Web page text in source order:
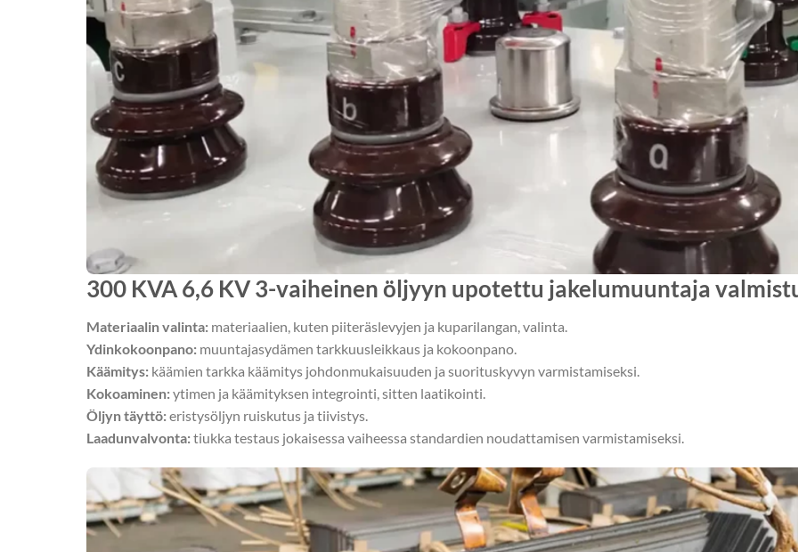
300 KVA 6,6 KV 3-vaiheinen öljyyn upotettu jakelumuuntaja
Materiaalin valinta: materiaalien, kuten piiteräslevyjen ja kuparilangan, valinta.
Ydinkokoonpano: muuntajasydämen tarkkuusleikkaus ja kokoonpano.
Käämitys: käämien tarkka käämitys johdonmukaisuuden ja suorituskyvyn varmistamiseksi.
Kokoaminen:ytimen ja käämityksen integrointi, sitten laatikointi.
Öljyn täyttö:eristysöljyn ruiskutus ja tiivistys.
Laadunvalvonta:tiukka testaus jokaisessa vaiheessa standardien noudattamisen varmistamiseksi.